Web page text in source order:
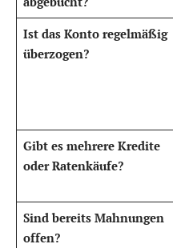
Ist das Konto regelmäßig
überzogen?
Gibt es mehrere Kredite
oder Ratenkäufe?
Sind bereits Mahnungen
offen?